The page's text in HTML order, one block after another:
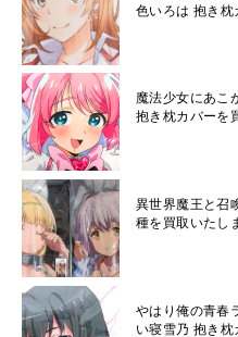
色いろは 抱き枕
魔法少女にあこ
抱き枕カバーを
異世界魔王と召
種を買取いたし
やはり俺の青春
い寝雪乃 抱き枕